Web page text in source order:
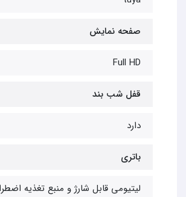
صفحه نمایش
Full HD
قفل شب بند
دارد
باتری
لیتیومی قابل شارژ و منبع تغذیه